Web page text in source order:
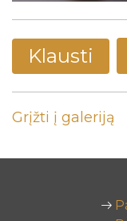
Klausti
Grįžti į galeriją